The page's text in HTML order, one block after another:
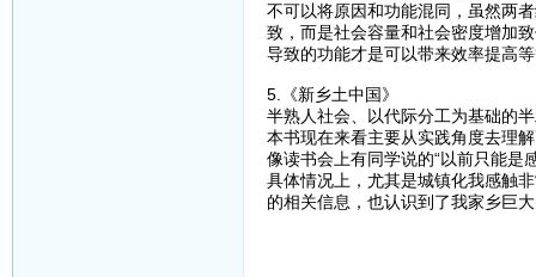
不可以将原因和功能混同，虽然两
致，而是社会容量和社会密度增加
导致的功能才是可以带来效率提高
5.《新乡土中国》
半熟人社会、以代际分工为基础的
本书现在来看主要从实践角度去理
像读书会上有同学说的“以前只能是
具体情况上，尤其是城镇化我感触
的相关信息，也认识到了我家乡巨